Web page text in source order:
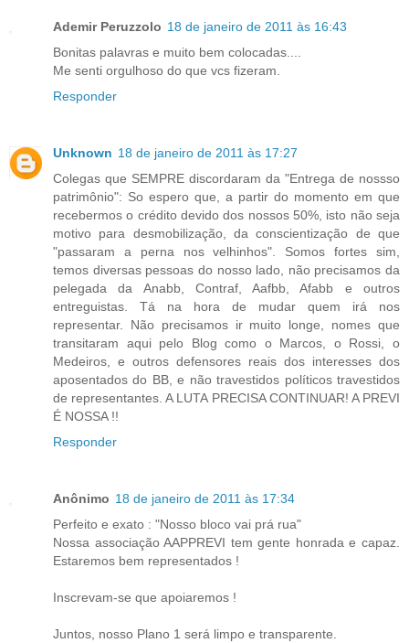
Ademir Peruzzolo 18 de janeiro de 2011 às 16:43
Bonitas palavras e muito bem colocadas....
Me senti orgulhoso do que vcs fizeram.
Responder
Unknown 18 de janeiro de 2011 às 17:27
Colegas que SEMPRE discordaram da "Entrega de nossso
patrimônio": So espero que, a partir do momento em que
recebermos o crédito devido dos nossos 50%, isto não seja
motivo para desmobilização, da conscientização de que
"passaram a perna nos velhinhos". Somos fortes sim,
temos diversas pessoas do nosso lado, não precisamos da
pelegada da Anabb, Contraf, Aafbb, Afabb e outros
entreguistas. Tá na hora de mudar quem irá nos
representar. Não precisamos ir muito longe, nomes que
transitaram aqui pelo Blog como o Marcos, o Rossi, o
Medeiros, e outros defensores reais dos interesses dos
aposentados do BB, e não travestidos políticos travestidos
de representantes. A LUTA PRECISA CONTINUAR! A PREVI
É NOSSA !!
Responder
Anônimo 18 de janeiro de 2011 às 17:34
Perfeito e exato : "Nosso bloco vai prá rua"
Nossa associação AAPPREVI tem gente honrada e capaz.
Estaremos bem representados !
Inscrevam-se que apoiaremos !
Juntos, nosso Plano 1 será limpo e transparente.